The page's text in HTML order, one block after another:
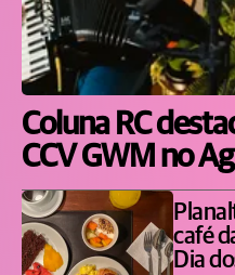
Coluna RC
CCV GWM no
café
Dia